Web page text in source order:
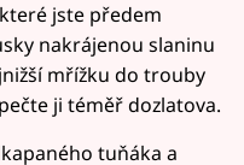
jste předem
nakrájenou slaninu
mřížku do trouby
ji téměř dozlatova.
tuňáka a